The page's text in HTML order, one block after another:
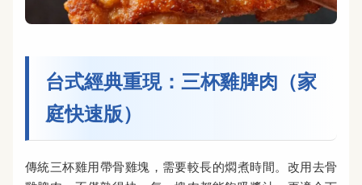
台式經典重現：三杯雞脾肉（家
庭快速版）
傳統三杯雞用帶骨雞塊，需要較長的燜煮時間。改用去骨